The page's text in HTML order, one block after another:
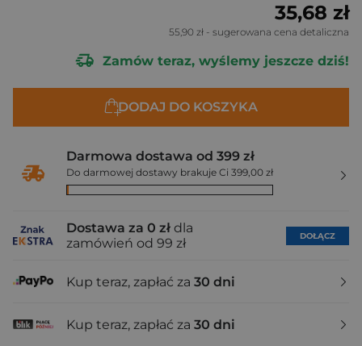
35,68 zł
55,90 zł - sugerowana cena detaliczna
Zamów teraz, wyślemy jeszcze dziś!
DODAJ DO KOSZYKA
Darmowa dostawa od 399 zł
Do darmowej dostawy brakuje Ci 399,00 zł
Dostawa za 0 zł dla
zamówień od 99 zł
DOŁĄCZ
Kup teraz, zapłać za 30 dni
Kup teraz, zapłać za 30 dni